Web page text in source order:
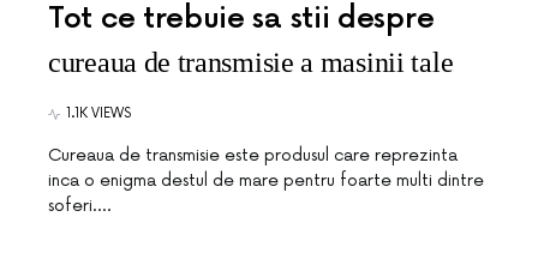
Tot ce trebuie sa stii despre
cureaua de transmisie a masinii tale
1.1K VIEWS
Cureaua de transmisie este produsul care reprezinta
inca o enigma destul de mare pentru foarte multi dintre
soferi.…